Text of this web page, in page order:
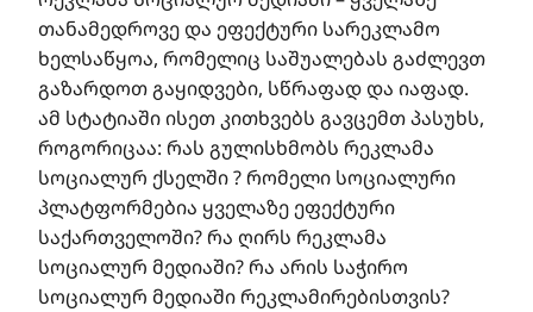
თანამედროვე და ეფექტური სარეკლამო
ხელსაწყოა, რომელიც საშუალებას გაძლევთ
გაზარდოთ გაყიდვები, სწრაფად და იაფად.
ამ სტატიაში ისეთ კითხვებს გავცემთ პასუხს,
როგორიცაა: რას გულისხმობს რეკლამა
სოციალურ ქსელში ? რომელი სოციალური
პლატფორმებია ყველაზე ეფექტური
საქართველოში? რა ღირს რეკლამა
სოციალურ მედიაში? რა არის საჭირო
სოციალურ მედიაში რეკლამირებისთვის?